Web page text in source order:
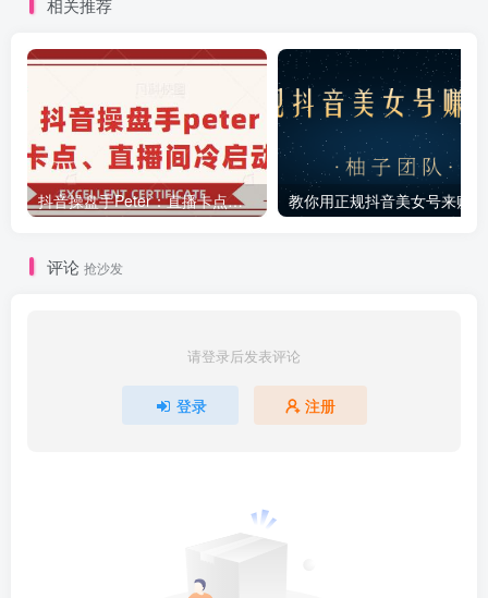
相关推荐
抖音操盘手Peter：直播卡点、直播间冷启动分享
评论 抢沙发
请登录后发表评论
登录 注册